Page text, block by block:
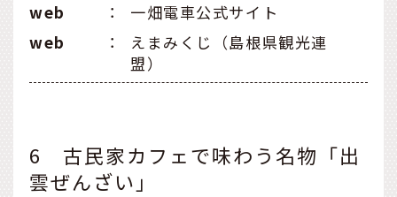
web
：
一畑電車公式サイト
web
：
えまみくじ（島根県観光連
盟）
6 古民家カフェで味わう名物「出
雲ぜんざい」